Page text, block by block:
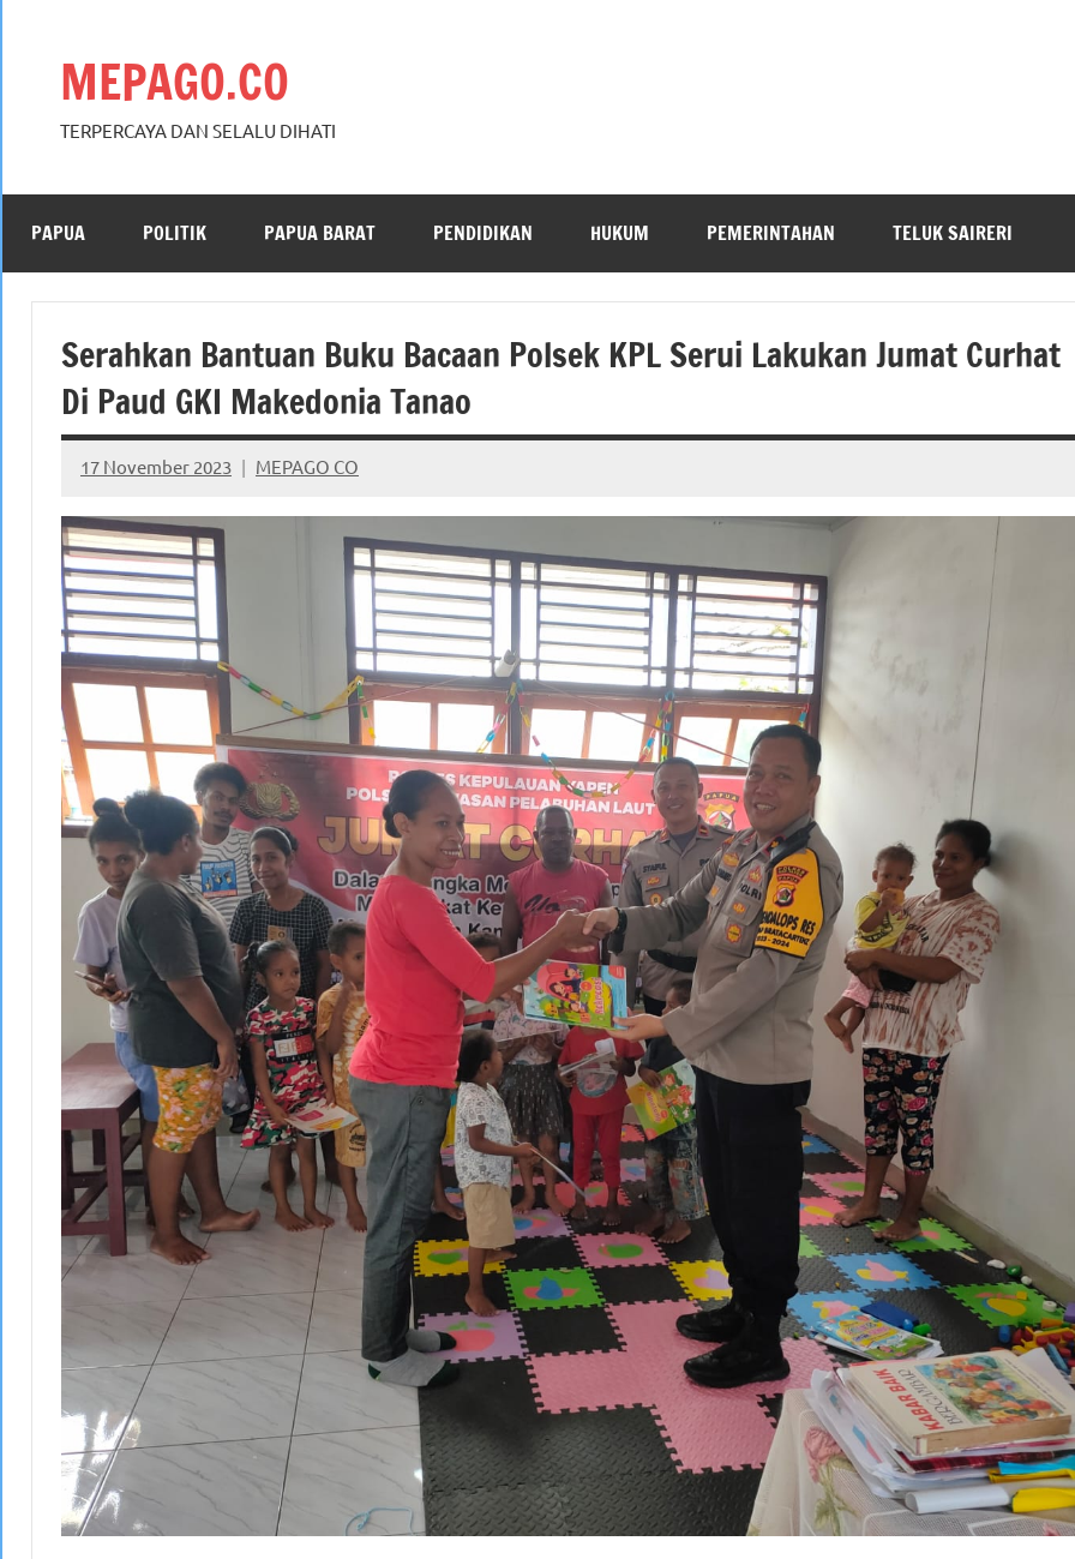
MEPAGO.CO
TERPERCAYA DAN SELALU DIHATI
PAPUA POLITIK PAPUA BARAT PENDIDIKAN HUKUM PEMERINTAHAN TELUK SAIRERI
Serahkan Bantuan Buku Bacaan Polsek KPL Serui Lakukan Jumat Curhat
Di Paud GKI Makedonia Tanao
17 November 2023 MEPAGO CO
No
comments